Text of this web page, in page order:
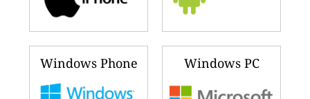
Windows Phone Windows PC